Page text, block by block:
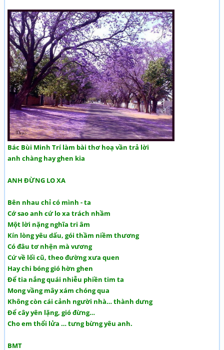
Bác Bùi Minh Trí làm bài thơ hoạ vần trả lời
anh chàng hay ghen kia
ANH ĐỪNG LO XA
Bên nhau chỉ có mình - ta
Cớ sao anh cứ lo xa trách nhầm
Một lời nặng nghĩa tri âm
Kín lòng yêu dấu, gói thầm niềm thương
Có đâu tơ nhện mà vương
Cứ về lối cũ, theo đường xưa quen
Hay chi bóng gió hờn ghen
Để tia nắng quái nhiễu phiền tim ta
Mong vầng mây xám chóng qua
Không còn cái cảnh người nhà… thành dưng
Để cây yên lặng, gió đừng…
Cho em thổi lửa … tưng bừng yêu anh.
BMT